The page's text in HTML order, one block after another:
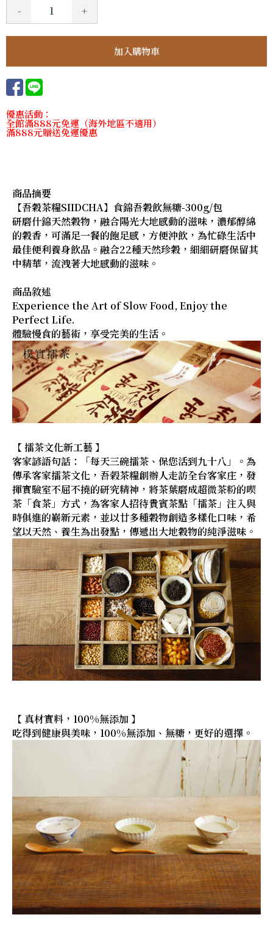
- +
優惠活動：
全館滿888元免運（海外地區不適用）
滿888元贈送免運優惠
商品摘要
【吾穀茶糧SIIDCHA】食錦吾穀飲無糖-300g/包
研磨什錦天然穀物，融合陽光大地感動的滋味，濃郁醇綿
的穀香，可滿足一餐的飽足感，方便沖飲，為忙碌生活中
最佳便利養身飲品。融合22種天然珍穀，細細研磨保留其
中精華，流洩著大地感動的滋味。
商品敘述
Experience the Art of Slow Food, Enjoy the
Perfect Life.
體驗慢食的藝術，享受完美的生活。
【 擂茶文化新工藝 】
客家諺語句話：「每天三碗擂茶、保您活到九十八」。為
傳承客家擂茶文化，吾榖茶糧創辦人走訪全台客家庄，發
揮實驗室不屈不撓的研究精神，將茶葉磨成超微茶粉的喫
茶「食茶」方式，為客家人招待貴賓茶點「擂茶」注入與
時俱進的嶄新元素，並以廿多種穀物創造多樣化口味，希
望以天然、養生為出發點，傳遞出大地穀物的純淨滋味。
【 真材實料，100%無添加 】
吃得到健康與美味，100%無添加、無糖，更好的選擇。